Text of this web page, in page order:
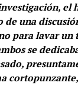
el
una
para lavar un
se